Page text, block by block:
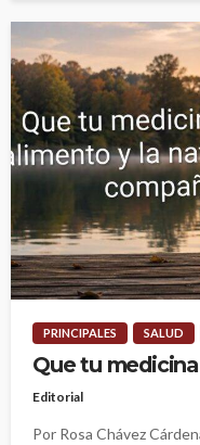
PRINCIPALES SALUD
Que tu
Editorial
Por Rosa Chávez